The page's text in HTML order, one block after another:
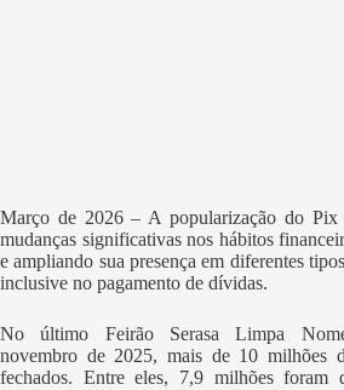
Março de 2026 – A popularização do Pix
mudanças significativas nos hábitos
e ampliando sua presença em diferentes
inclusive no pagamento de dívidas.
No último Feirão Serasa Limpa
novembro de 2025, mais de 10 milhões
fechados. Entre eles, 7,9 milhões foram